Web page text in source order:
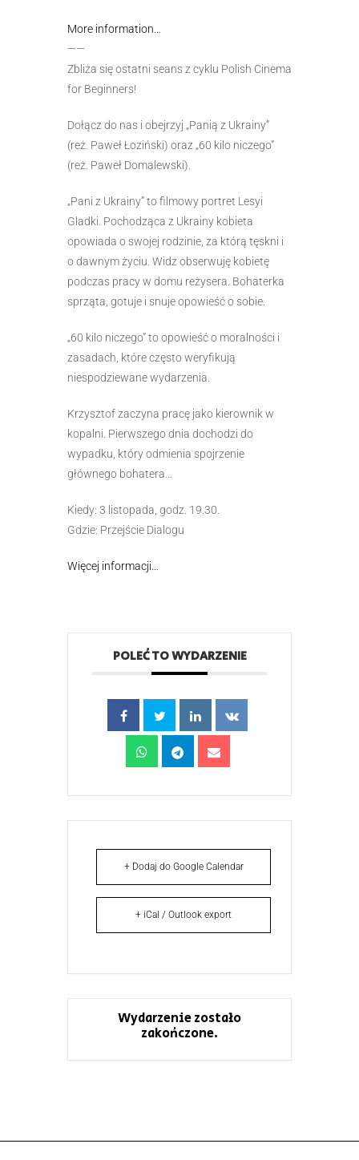
More information…
——
Zbliża się ostatni seans z cyklu Polish Cinema
for Beginners!
Dołącz do nas i obejrzyj „Panią z Ukrainy”
(reż. Paweł Łoziński) oraz „60 kilo niczego”
(reż. Paweł Domalewski).
„Pani z Ukrainy” to filmowy portret Lesyi
Gladki. Pochodząca z Ukrainy kobieta
opowiada o swojej rodzinie, za którą tęskni i
o dawnym życiu. Widz obserwuję kobietę
podczas pracy w domu reżysera. Bohaterka
sprząta, gotuje i snuje opowieść o sobie.
„60 kilo niczego” to opowieść o moralności i
zasadach, które często weryfikują
niespodziewane wydarzenia.
Krzysztof zaczyna pracę jako kierownik w
kopalni. Pierwszego dnia dochodzi do
wypadku, który odmienia spojrzenie
głównego bohatera…
Kiedy: 3 listopada, godz. 19.30.
Gdzie: Przejście Dialogu
Więcej informacji…
POLEĆ TO WYDARZENIE
+ Dodaj do Google Calendar
+ iCal / Outlook export
Wydarzenie zostało
zakończone.